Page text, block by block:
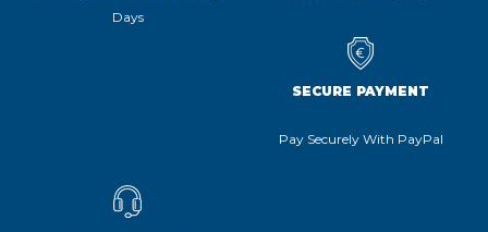
Days
SECURE PAYMENT
Pay Securely With PayPal